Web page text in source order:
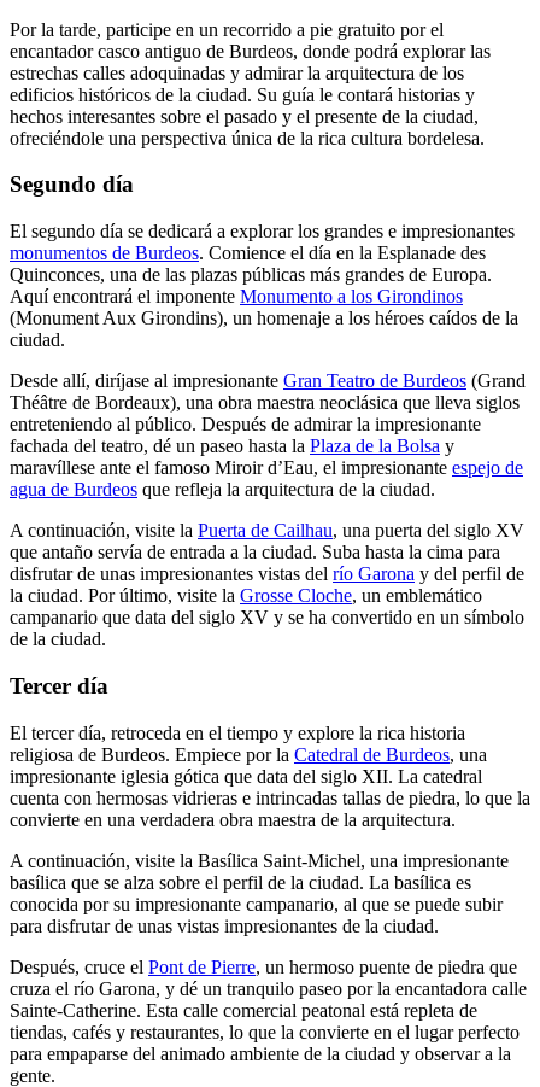
Por la tarde, participe en un recorrido a pie gratuito por el
encantador casco antiguo de Burdeos, donde podrá explorar las
estrechas calles adoquinadas y admirar la arquitectura de los
edificios históricos de la ciudad. Su guía le contará historias y
hechos interesantes sobre el pasado y el presente de la ciudad,
ofreciéndole una perspectiva única de la rica cultura bordelesa.
Segundo día
El segundo día se dedicará a explorar los grandes e impresionantes
monumentos de Burdeos. Comience el día en la Esplanade des
Quinconces, una de las plazas públicas más grandes de Europa.
Aquí encontrará el imponente Monumento a los Girondinos
(Monument Aux Girondins), un homenaje a los héroes caídos de la
ciudad.
Desde allí, diríjase al impresionante Gran Teatro de Burdeos (Grand
Théâtre de Bordeaux), una obra maestra neoclásica que lleva siglos
entreteniendo al público. Después de admirar la impresionante
fachada del teatro, dé un paseo hasta la Plaza de la Bolsa y
maravíllese ante el famoso Miroir d’Eau, el impresionante espejo de
agua de Burdeos que refleja la arquitectura de la ciudad.
A continuación, visite la Puerta de Cailhau, una puerta del siglo XV
que antaño servía de entrada a la ciudad. Suba hasta la cima para
disfrutar de unas impresionantes vistas del río Garona y del perfil de
la ciudad. Por último, visite la Grosse Cloche, un emblemático
campanario que data del siglo XV y se ha convertido en un símbolo
de la ciudad.
Tercer día
El tercer día, retroceda en el tiempo y explore la rica historia
religiosa de Burdeos. Empiece por la Catedral de Burdeos, una
impresionante iglesia gótica que data del siglo XII. La catedral
cuenta con hermosas vidrieras e intrincadas tallas de piedra, lo que la
convierte en una verdadera obra maestra de la arquitectura.
A continuación, visite la Basílica Saint-Michel, una impresionante
basílica que se alza sobre el perfil de la ciudad. La basílica es
conocida por su impresionante campanario, al que se puede subir
para disfrutar de unas vistas impresionantes de la ciudad.
Después, cruce el Pont de Pierre, un hermoso puente de piedra que
cruza el río Garona, y dé un tranquilo paseo por la encantadora calle
Sainte-Catherine. Esta calle comercial peatonal está repleta de
tiendas, cafés y restaurantes, lo que la convierte en el lugar perfecto
para empaparse del animado ambiente de la ciudad y observar a la
gente.